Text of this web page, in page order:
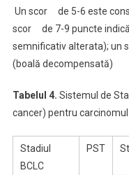
Un scor de 5-6 este
scor de 7-9 puncte
semnificativ alterata); un
(boală decompensată)
Tabelul 4. Sistemul de
cancer) pentru
Stadiul
BCLC
PST